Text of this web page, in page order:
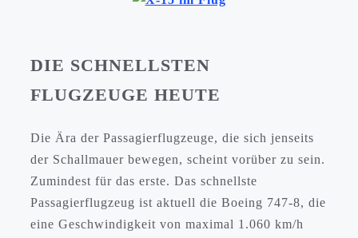
DIE SCHNELLSTEN
FLUGZEUGE HEUTE
Die Ära der Passagierflugzeuge, die sich jenseits
der Schallmauer bewegen, scheint vorüber zu sein.
Zumindest für das erste. Das schnellste
Passagierflugzeug ist aktuell die Boeing 747-8, die
eine Geschwindigkeit von maximal 1.060 km/h